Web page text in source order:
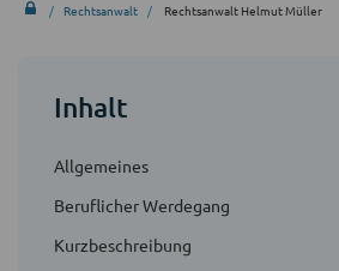
Rechtsanwalt Rechtsanwalt Helmut Müller
Inhalt
Allgemeines
Beruflicher Werdegang
Kurzbeschreibung